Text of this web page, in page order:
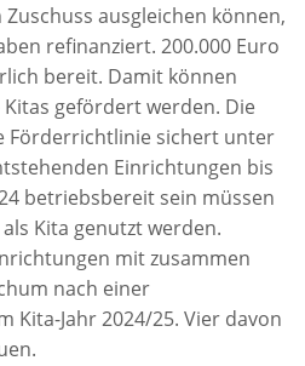
ausgleichen können,
refinanziert. 200.000 Euro
bereit. Damit können
gefördert werden. Die
Förderrichtlinie sichert unter
Einrichtungen bis
betriebsbereit sein müssen
Kita genutzt werden.
mit zusammen
nach einer
Kita-Jahr 2024/25. Vier davon